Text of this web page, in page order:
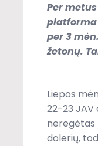
Per
platforma
per 3
žetonų.
Liepos
22-23
neregėtas
dolerių,